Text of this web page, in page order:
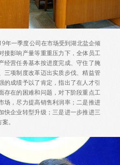
年一季度公司在市场受到湖北盐企倾
接影响产量等重重压力下，全体员工
经营任务基本按进度完成、守住了腌
三项制度改革迈出实质步伐、精益管
的成绩予以了肯定，指出了在人才引
存在的困难和问题，对下阶段重点工
场，尽力提高销售利润率；二是推进
快企业转型升级；三是进一步推进三
。